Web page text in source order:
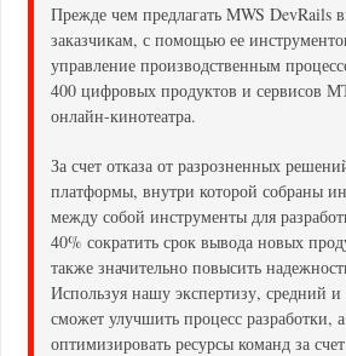
Прежде чем предлагать MWS DevRails
заказчикам, с помощью ее
управление производственным
400 цифровых продуктов и сервисов
онлайн-кинотеатра.
За счет отказа от разрозненных
платформы, внутри которой собраны
между собой инструменты для
40% сократить срок вывода новых
также значительно повысить
Используя нашу экспертизу, средний
сможет улучшить процесс разработки,
оптимизировать ресурсы команд за